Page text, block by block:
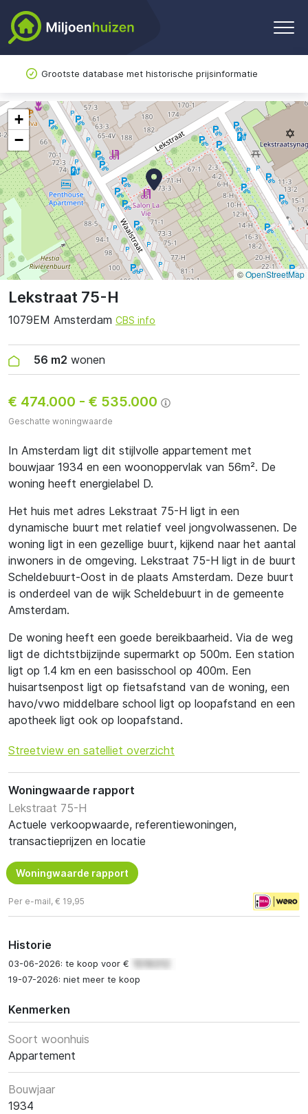
Grootste database met historische prijsinformatie
Lekstraat 75-H
1079EM Amsterdam CBS info
56 m2 wonen
€ 474.000 - € 535.000
Geschatte woningwaarde
In Amsterdam ligt dit stijlvolle appartement met
bouwjaar 1934 en een woonoppervlak van 56m². De
woning heeft energielabel D.
Het huis met adres Lekstraat 75-H ligt in een
dynamische buurt met relatief veel jongvolwassenen. De
woning ligt in een gezellige buurt, kijkend naar het aantal
inwoners in de omgeving. Lekstraat 75-H ligt in de buurt
Scheldebuurt-Oost in de plaats Amsterdam. Deze buurt
is onderdeel van de wijk Scheldebuurt in de gemeente
Amsterdam.
De woning heeft een goede bereikbaarheid. Via de weg
ligt de dichtstbijzijnde supermarkt op 500m. Een station
ligt op 1.4 km en een basisschool op 400m. Een
huisartsenpost ligt op fietsafstand van de woning, een
havo/vwo middelbare school ligt op loopafstand en een
apotheek ligt ook op loopafstand.
Streetview en satelliet overzicht
Woningwaarde rapport
Lekstraat 75-H
Actuele verkoopwaarde, referentiewoningen,
transactieprijzen en locatie
Woningwaarde rapport
Per e-mail, € 19,95
Historie
03-06-2026: te koop voor €
19-07-2026: niet meer te koop
Kenmerken
Soort woonhuis
Appartement
Bouwjaar
1934
+
−
©OpenStreetMap